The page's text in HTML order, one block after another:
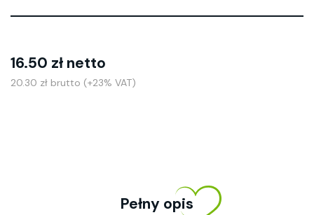
16.50 zł netto
20.30 zł brutto (+23% VAT)
Pełny opis